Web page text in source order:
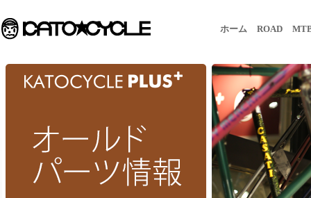
ホーム ROAD